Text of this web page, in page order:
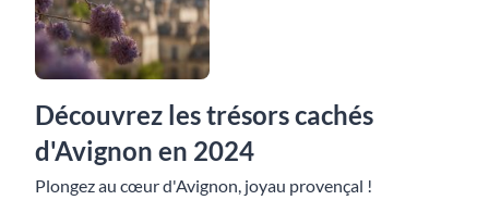
Découvrez les trésors cachés
d'Avignon en 2024
Plongez au cœur d'Avignon, joyau provençal !